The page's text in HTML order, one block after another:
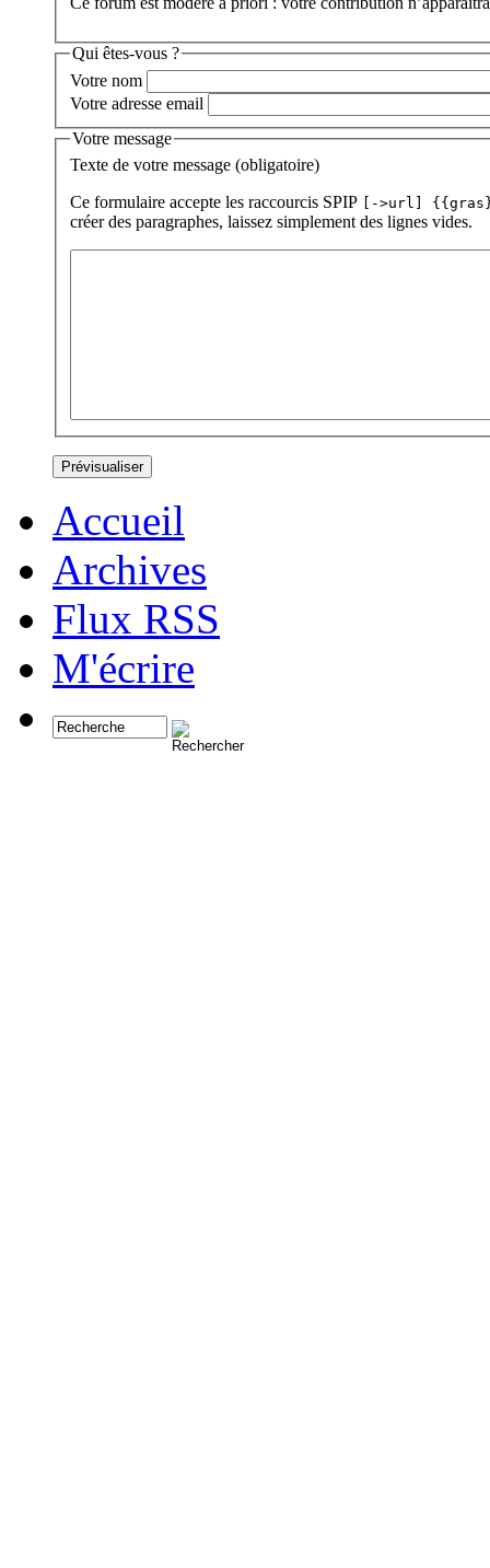
Qui êtes-vous ?
Votre nom
Votre adresse email
Votre message
Texte de votre message (obligatoire)
Ce formulaire accepte les raccourcis SPIP [->url]
créer des paragraphes, laissez simplement des lignes vides.
Accueil
Archives
Flux RSS
M'écrire